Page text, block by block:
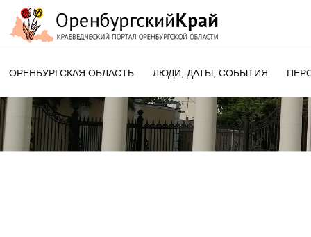
ОРЕНБУРГСКАЯ ОБЛАСТЬ ЛЮДИ, ДАТЫ, CОБЫТИЯ
ЭТОТ ДЕНЬ В ИСТОРИИ
ОРЕНБУРГСКОГО КРАЯ
ПАМЯТНЫЕ ДАТЫ